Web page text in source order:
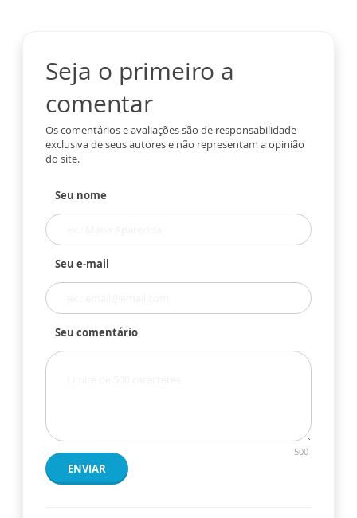
Seja o primeiro a
comentar
Os comentários e avaliações são de responsabilidade
exclusiva de seus autores e não representam a opinião
do site.
Seu nome
Seu e-mail
Seu comentário
500
ENVIAR